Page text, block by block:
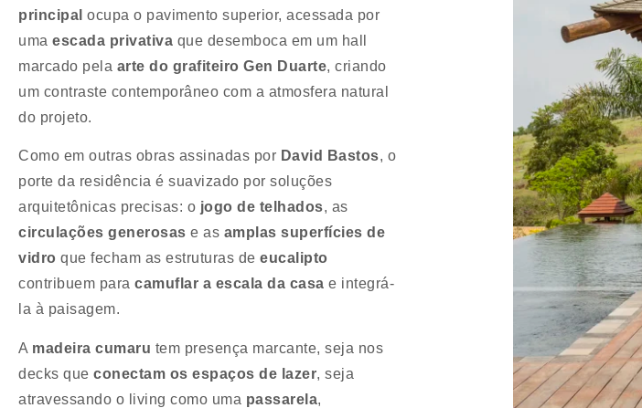
principal ocupa o pavimento superior, acessada por
uma escada privativa que desemboca em um hall
marcado pela arte do grafiteiro Gen Duarte, criando
um contraste contemporâneo com a atmosfera natural
do projeto.
Como em outras obras assinadas por David Bastos, o
porte da residência é suavizado por soluções
arquitetônicas precisas: o jogo de telhados, as
circulações generosas e as amplas superfícies de
vidro que fecham as estruturas de eucalipto
contribuem para camuflar a escala da casa e integrá-
la à paisagem.
A madeira cumaru tem presença marcante, seja nos
decks que conectam os espaços de lazer, seja
atravessando o living como uma passarela,